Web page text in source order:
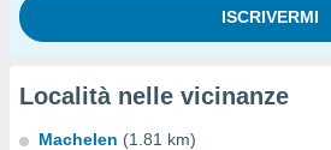
Località nelle vicinanze
Machelen (1.81 km)